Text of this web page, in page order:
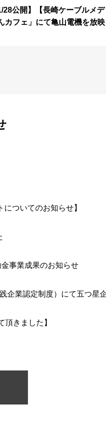
28公開】【長崎ケーブルメ
カフェ」にて亀山電機を放映
ついてのお知らせ】
事業成果のお知らせ
企業認定制度）にて五つ星
頂きました】